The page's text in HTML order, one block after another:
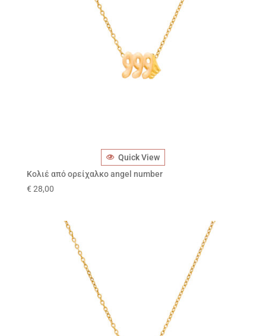
Quick View
Κολιέ από ορείχαλκο angel number
€ 28,00